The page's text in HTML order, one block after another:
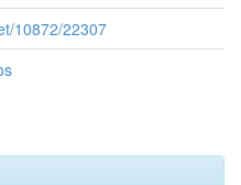
10872/22307